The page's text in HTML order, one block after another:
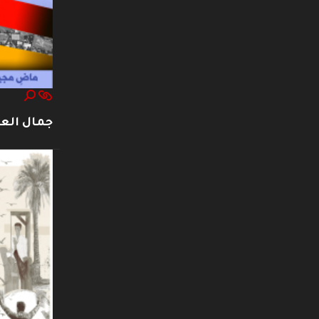
جمال